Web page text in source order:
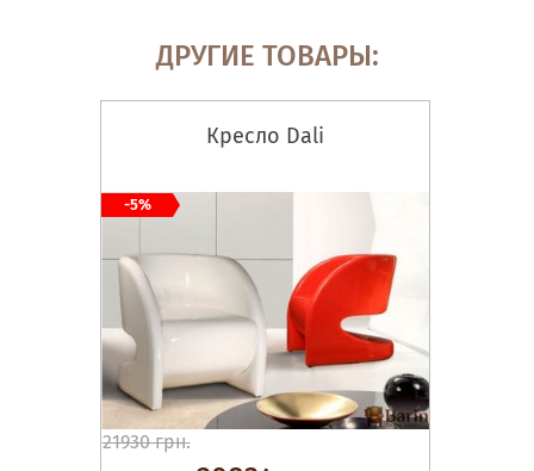
ДРУГИЕ ТОВАРЫ:
Кресло Dali
21930 грн.
-5%